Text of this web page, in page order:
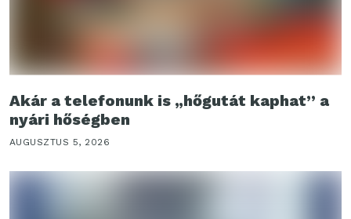
Akár a telefonunk is „hőgutát kaphat” a
nyári hőségben
AUGUSZTUS 5, 2026